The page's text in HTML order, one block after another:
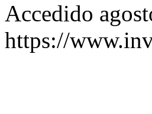
Accedido
https://